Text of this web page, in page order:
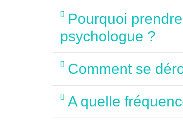
Pourquoi
psychologue ?
Comment se
A quelle